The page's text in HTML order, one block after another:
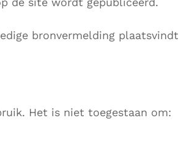
bronvermelding plaatsvindt
Het is niet toegestaan om: